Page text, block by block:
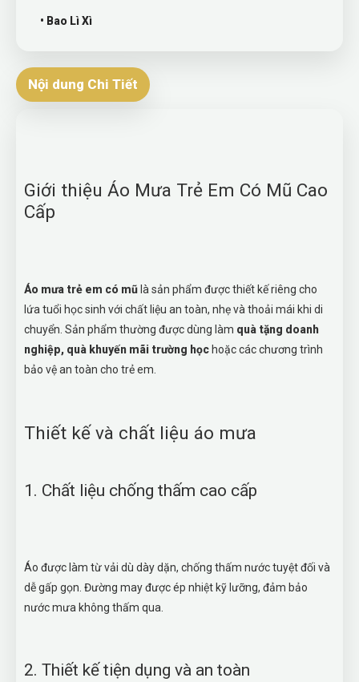
• Bao Lì Xì
Nội dung Chi Tiết
Giới thiệu Áo Mưa Trẻ Em Có Mũ Cao
Cấp
Áo mưa trẻ em có mũ là sản phẩm được thiết kế riêng cho
lứa tuổi học sinh với chất liệu an toàn, nhẹ và thoải mái khi di
chuyển. Sản phẩm thường được dùng làm quà tặng doanh
nghiệp, quà khuyến mãi trường học hoặc các chương trình
bảo vệ an toàn cho trẻ em.
Thiết kế và chất liệu áo mưa
1. Chất liệu chống thấm cao cấp
Áo được làm từ vải dù dày dặn, chống thấm nước tuyệt đối và
dễ gấp gọn. Đường may được ép nhiệt kỹ lưỡng, đảm bảo
nước mưa không thấm qua.
2. Thiết kế tiện dụng và an toàn